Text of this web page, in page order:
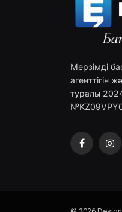
Мерзімді
агенттігін
туралы
Facebook